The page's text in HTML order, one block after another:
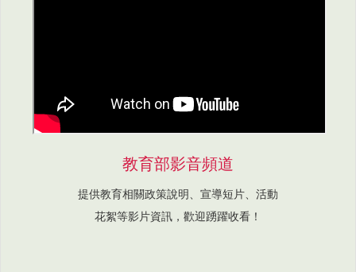
教育部影音頻道
提供教育相關政策說明、宣導短片、活動
花絮等影片資訊，歡迎踴躍收看！